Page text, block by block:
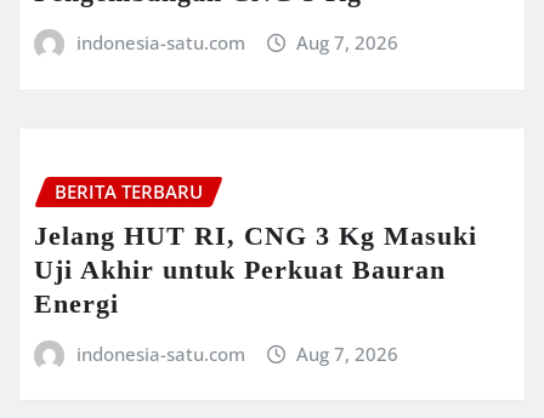
indonesia-satu.com Aug 7, 2026
BERITA TERBARU
Jelang HUT RI, CNG 3 Kg Masuki
Uji Akhir untuk Perkuat Bauran
Energi
indonesia-satu.com Aug 7, 2026